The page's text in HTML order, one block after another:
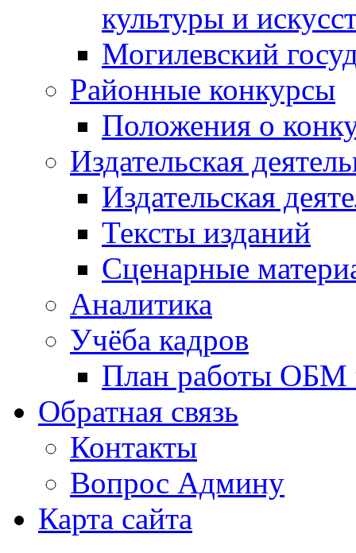
культуры и
Могилевский
Районные конкурсы
Положения о
Издательская
Издательская
Тексты изданий
Сценарные
Аналитика
Учёба кадров
План работы ОБМ
Обратная связь
Контакты
Вопрос Админу
Карта сайта